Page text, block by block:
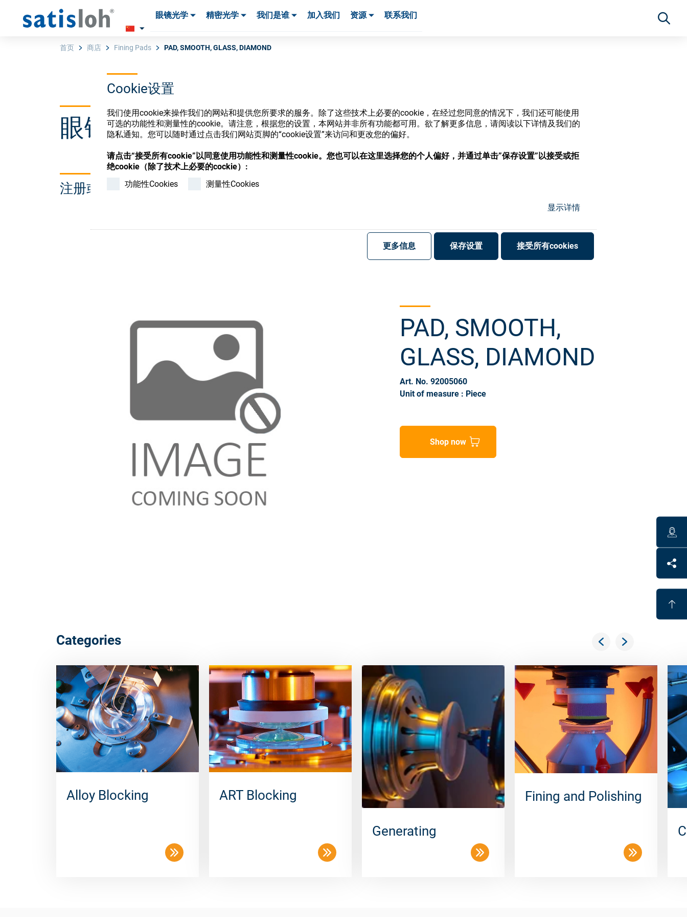
Cookie设置
我们使用cookie来操作我们的网站和提供您所要求的服务。除了这些技术上必要的cookie，在经过您同意的情况下，我们还可能使用
可选的功能性和测量性的cookie。请注意，根据您的设置，本网站并非所有功能都可用。欲了解更多信息，请阅读以下详情及我们的
隐私通知。您可以随时通过点击我们网站页脚的“cookie设置”来访问和更改您的偏好。
请点击“接受所有cookie”以同意使用功能性和测量性cookie。您也可以在这里选择您的个人偏好，并通过单击”保存设置”以接受或拒
绝cookie（除了技术上必要的cockie）:
功能性Cookies
测量性Cookies
显示详情
更多信息 保存设置 接受所有cookies
眼镜光学 精密光学 我们是谁 加入我们 资源 联系我们
首页 商店 Fining Pads PAD, SMOOTH, GLASS, DIAMOND
眼镜光学耗材商店
注册或登录以访问您的帐户，并了解我们的各种眼镜光学耗材
注册 登录
PAD, SMOOTH,
GLASS, DIAMOND
Art. No. 92005060
Unit of measure : Piece
Shop now
Categories
Alloy Blocking ART Blocking
Generating
Fining and Polishing